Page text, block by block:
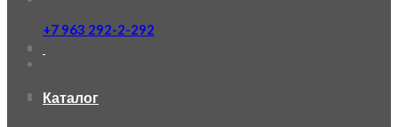
+7 963 292-2-292
Каталог